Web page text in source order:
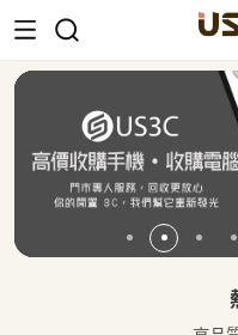
USD 智選二手